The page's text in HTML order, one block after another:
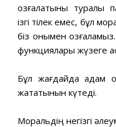
қозғалатыны туралы
ізгі тілек емес, бұл
біз онымен
функциялары жүзеге
Бұл жағдайда адам
жататынын күтеді.
Моральдің негізгі